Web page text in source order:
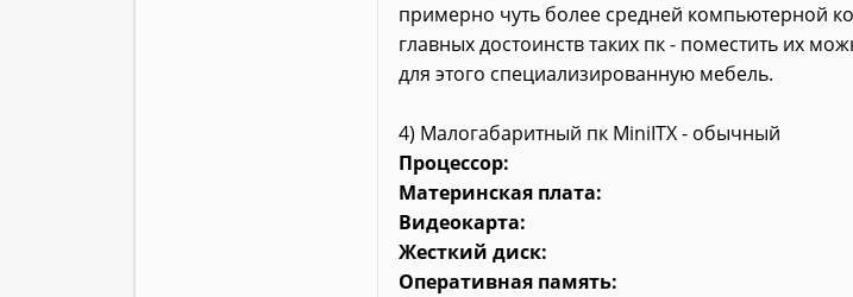
примерно чуть более средней компьютерной
главных достоинств таких пк - поместить их
для этого специализированную мебель.
4) Малогабаритный пк MiniITX - обычный
Процессор:
Материнская плата:
Видеокарта:
Жесткий диск:
Оперативная память: